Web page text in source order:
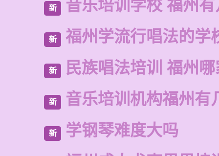
新 音乐培训学校 福州
新 福州学流行唱法的学
新 民族唱法培训 福州
新 音乐培训机构福州有
新
学钢琴难度大吗